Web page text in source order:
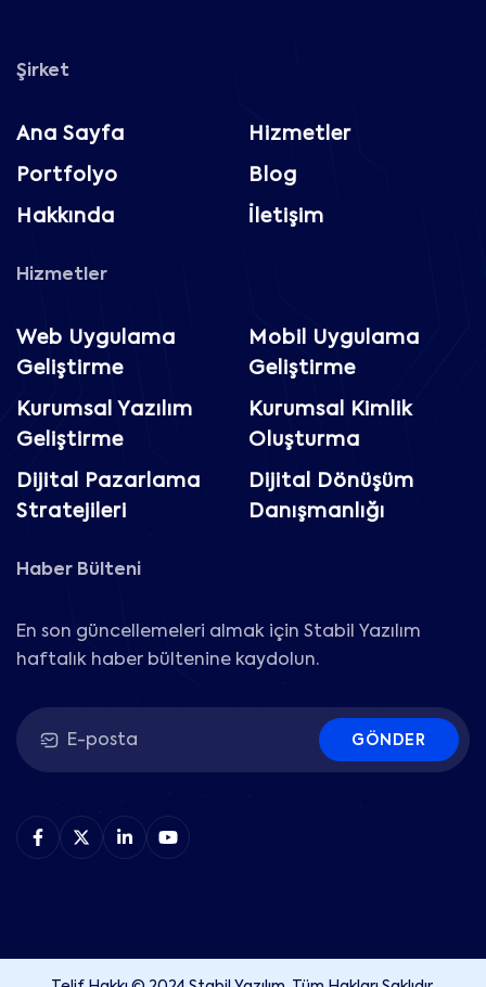
Şirket
Ana Sayfa Hizmetler
Portfolyo Blog
Hakkında İletişim
Hizmetler
Web Uygulama
Geliştirme
Mobil Uygulama
Geliştirme
Kurumsal Yazılım
Geliştirme
Kurumsal Kimlik
Oluşturma
Dijital Pazarlama
Stratejileri
Dijital Dönüşüm
Danışmanlığı
Haber Bülteni
En son güncellemeleri almak için Stabil Yazılım
haftalık haber bültenine kaydolun.
GÖNDER